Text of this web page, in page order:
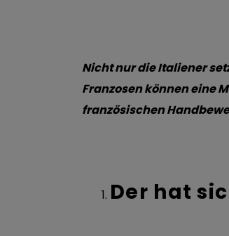
Nicht nur die Italiener
Franzosen können eine
französischen
Der hat